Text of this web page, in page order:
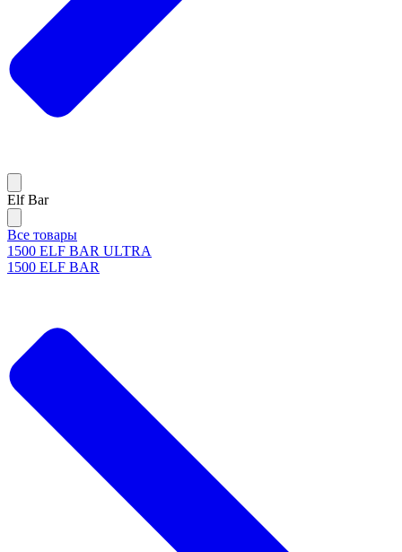
Elf Bar
Все товары
1500 ELF BAR ULTRA
1500 ELF BAR